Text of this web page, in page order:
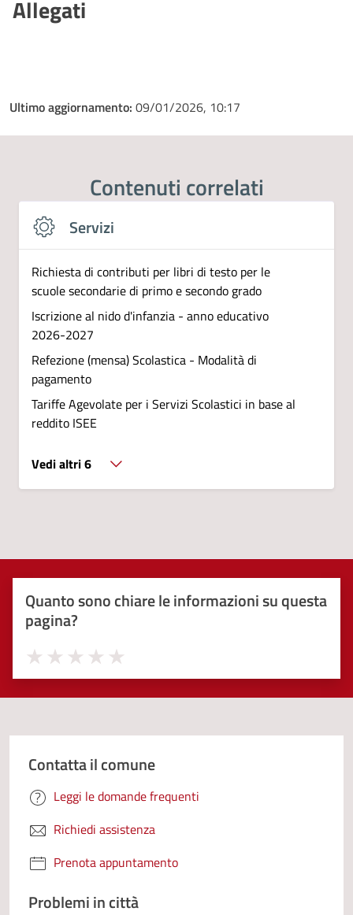
Allegati
Ultimo aggiornamento: 09/01/2026, 10:17
Contenuti correlati
Servizi
Richiesta di contributi per libri di testo per le
scuole secondarie di primo e secondo grado
Iscrizione al nido d'infanzia - anno educativo
2026-2027
Refezione (mensa) Scolastica - Modalità di
pagamento
Tariffe Agevolate per i Servizi Scolastici in base al
reddito ISEE
Vedi altri 6
Quanto sono chiare le informazioni su questa
pagina?
Valuta 5 stelle su 5
Valuta 4 stelle su 5
Valuta 3 stelle su 5
Valuta 2 stelle su 5
Valuta 1 stelle su 5
Contatta il comune
Leggi le domande frequenti
Richiedi assistenza
Prenota appuntamento
Problemi in città